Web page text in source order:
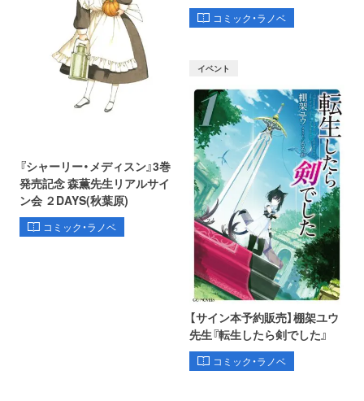
コミック・ラノベ
『シャーリー・メディスン』3巻
発売記念 森薫先生リアルサイ
ン会 ２DAYS(秋葉原)
コミック・ラノベ
イベント
【サイン本予約販売】棚架ユウ
先生『転生したら剣でした』
コミック・ラノベ